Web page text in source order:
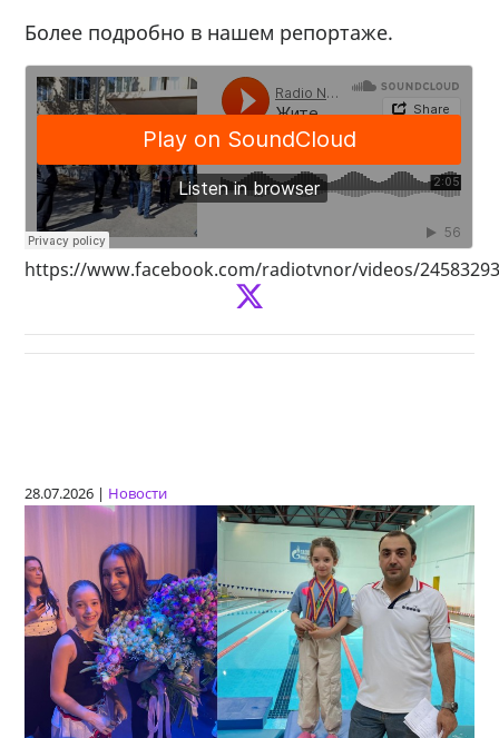
Более подробно в нашем репортаже.
https://www.facebook.com/radiotvnor/videos/
28.07.2026 | Новости